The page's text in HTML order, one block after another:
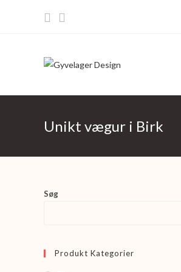
Unikt vægur i Birk
Søg
Produkt Kategorier